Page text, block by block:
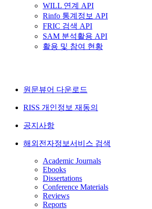
WILL 연계 API
Rinfo 통계정보 API
FRIC 검색 API
SAM 분석활용 API
활용 및 참여 현황
원문뷰어 다운로드
RISS 개인정보 재동의
공지사항
해외전자정보서비스 검색
Academic Journals
Ebooks
Dissertations
Conference Materials
Reviews
Reports